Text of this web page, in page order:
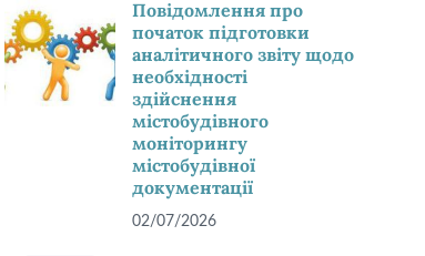
Повідомлення про
початок підготовки
аналітичного звіту щодо
необхідності
здійснення
містобудівного
моніторингу
містобудівної
документації
02/07/2026